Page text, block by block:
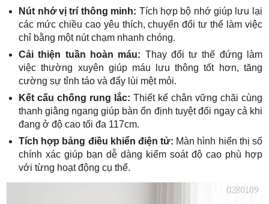
Nút nhớ vị trí thông minh: Tích hợp bộ nhớ giúp lưu lại
các mức chiều cao yêu thích, chuyển đổi tư thế làm việc
chỉ bằng một nút chạm nhanh chóng.
Cải thiện tuần hoàn máu: Thay đổi tư thế đứng làm
việc thường xuyên giúp máu lưu thông tốt hơn, tăng
cường sự tỉnh táo và đẩy lùi mệt mỏi.
Kết cấu chống rung lắc: Thiết kế chân vững chãi cùng
thanh giằng ngang giúp bàn ổn định tuyệt đối ngay cả khi
đang ở độ cao tối đa 117cm.
Tích hợp bảng điều khiển điện tử: Màn hình hiển thị số
chính xác giúp bạn dễ dàng kiểm soát độ cao phù hợp
với từng hoạt động cụ thể.